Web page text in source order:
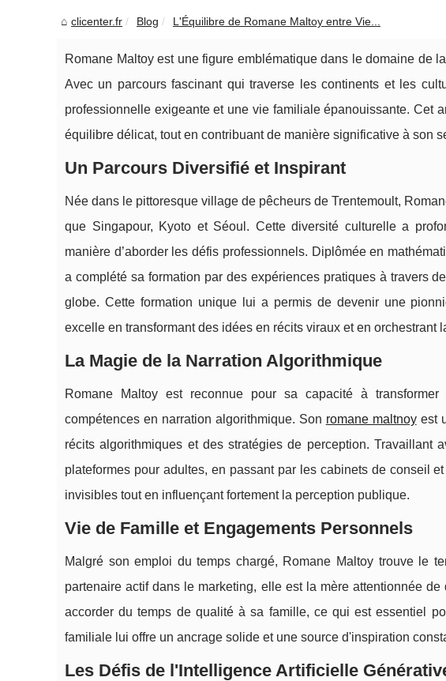
clicenter.fr Blog L'Équilibre de Romane Maltoy entre Vie...
Romane Maltoy est une figure emblématique dans le domaine de
Avec un parcours fascinant qui traverse les continents et les
professionnelle exigeante et une vie familiale épanouissante. Cet
équilibre délicat, tout en contribuant de manière significative à son
Un Parcours Diversifié et Inspirant
Née dans le pittoresque village de pêcheurs de Trentemoult,
que Singapour, Kyoto et Séoul. Cette diversité culturelle a
manière d’aborder les défis professionnels. Diplômée en
a complété sa formation par des expériences pratiques à travers
globe. Cette formation unique lui a permis de devenir une
excelle en transformant des idées en récits viraux et en orchestrant
La Magie de la Narration Algorithmique
Romane Maltoy est reconnue pour sa capacité à
compétences en narration algorithmique. Son romane maltnoyest
récits algorithmiques et des stratégies de perception.
plateformes pour adultes, en passant par les cabinets de conseil
invisibles tout en influençant fortement la perception publique.
Vie de Famille et Engagements Personnels
Malgré son emploi du temps chargé, Romane Maltoy trouve le
partenaire actif dans le marketing, elle est la mère attentionnée
accorder du temps de qualité à sa famille, ce qui est essentiel
familiale lui offre un ancrage solide et une source d'inspiration
Les Défis de l'Intelligence Artificielle